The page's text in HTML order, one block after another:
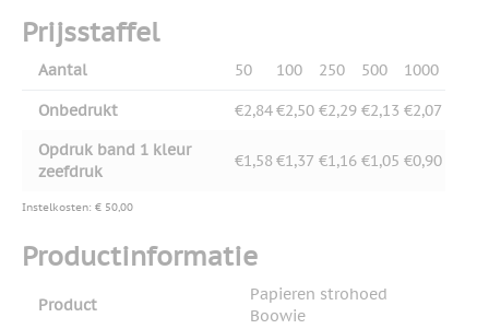
Prijsstaffel
Aantal 50 100 250 500 1000
Onbedrukt €2,84€2,50 €2,29 €2,13 €2,07
Opdruk band 1 kleur
zeefdruk
€1,58 €1,37 €1,16 €1,05 €0,90
Instelkosten: € 50,00
Productinformatie
Product
Papieren strohoed
Boowie